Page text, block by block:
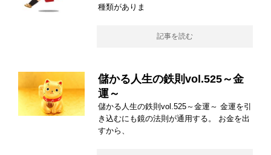
種類がありま
記事を読む
儲かる人生の鉄則vol.525～金
運～
儲かる人生の鉄則vol.525～金運～ 金運を引
き込むにも鏡の法則が通用する。 お金を出
すから、